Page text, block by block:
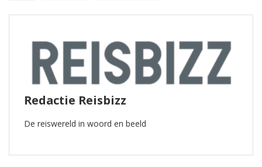
Redactie Reisbizz
De reiswereld in woord en beeld